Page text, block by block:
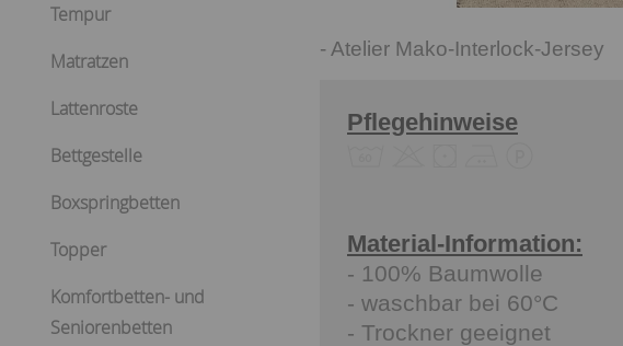
Tempur
Matratzen
Lattenroste
Bettgestelle
Boxspringbetten
Topper
Komfortbetten- und
Seniorenbetten
- Atelier Mako-Interlock-Jersey
Pflegehinweise
Material-Information:
- 100% Baumwolle
- waschbar bei 60°C
- Trockner geeignet